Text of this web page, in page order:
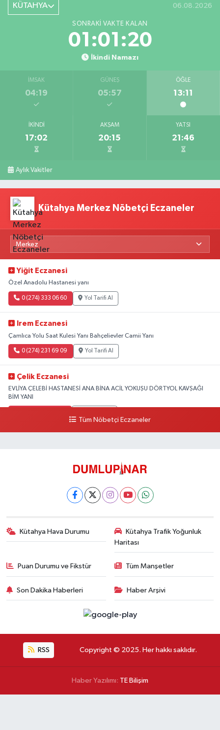
KÜTAHYA 06.08.2026
SONRAKI VAKTE KALAN
01:01:19
İkindi Namazı
İMSAK
04:19
GÜNEŞ
05:57
ÖĞLE
13:11
İKINDI
17:02
AKŞAM
20:15
YATSI
21:46
Aylık Vakitler
Kütahya Merkez Nöbetçi Eczaneler
Yiğit Eczanesi
Özel Anadolu Hastanesi yanı
0 (274) 333 06 60 Yol Tarifi Al
Irem Eczanesi
Çamlıca Yolu Saat Kulesi Yanı Bahçelievler Camii Yanı
0 (274) 231 69 09 Yol Tarifi Al
Çelik Eczanesi
EVLİYA ÇELEBİ HASTANESİ ANA BİNA ACİL YOKUŞU DÖRTYOL KAVŞAĞI
BİM YANI
Tüm Nöbetçi Eczaneler
Kütahya Hava Durumu
Kütahya Trafik Yoğunluk
Haritası
Puan Durumu ve Fikstür Tüm Manşetler
Son Dakika Haberleri Haber Arşivi
RSS Copyright © 2025. Her hakkı saklıdır.
Haber Yazılımı: TE Bilişim